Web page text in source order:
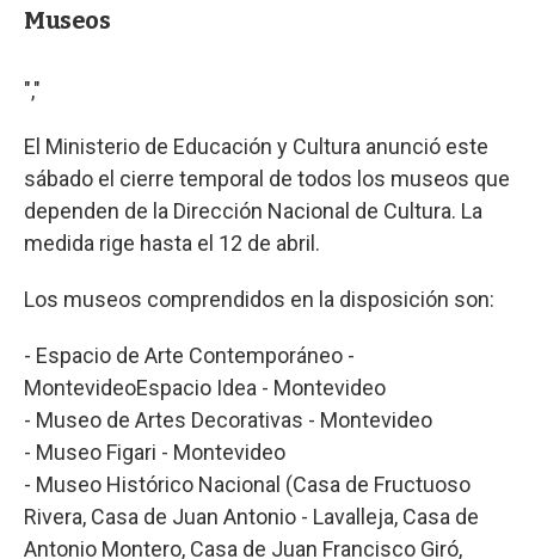
Museos
","
El Ministerio de Educación y Cultura anunció este
sábado el cierre temporal de todos los museos que
dependen de la Dirección Nacional de Cultura. La
medida rige hasta el 12 de abril.
Los museos comprendidos en la disposición son:
- Espacio de Arte Contemporáneo -
MontevideoEspacio Idea - Montevideo
- Museo de Artes Decorativas - Montevideo
- Museo Figari - Montevideo
- Museo Histórico Nacional (Casa de Fructuoso
Rivera, Casa de Juan Antonio - Lavalleja, Casa de
Antonio Montero, Casa de Juan Francisco Giró,